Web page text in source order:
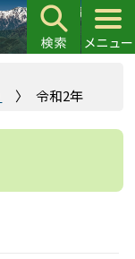
令和2年